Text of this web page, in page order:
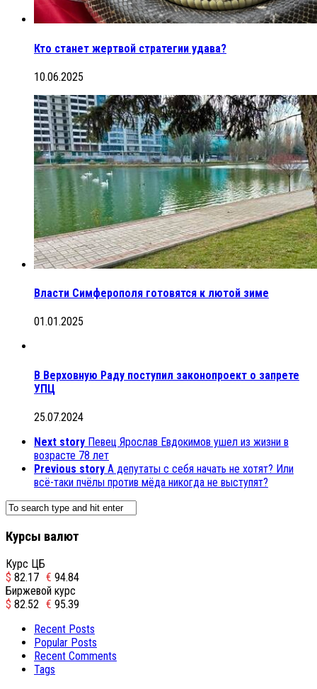
Кто станет жертвой стратегии удава?
10.06.2025
Власти Симферополя готовятся к лютой зиме
01.01.2025
В Верховную Раду поступил законопроект о запрете
УПЦ
25.07.2024
Next story Певец Ярослав Евдокимов ушел из жизни в
возрасте 78 лет
Previous story А депутаты с себя начать не хотят? Или
всё-таки пчёлы против мёда никогда не выступят?
Курсы валют
Курс ЦБ
$ 82.17 € 94.84
Биржевой курс
$ 82.52 € 95.39
Recent Posts
Popular Posts
Recent Comments
Tags